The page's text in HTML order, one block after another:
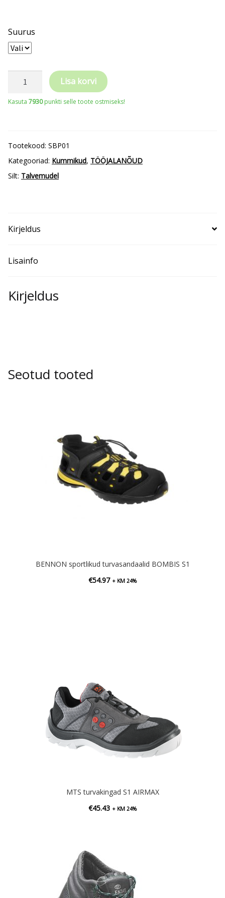
Suurus
KALURIPÜKSIDLisa korvi
Kasuta 7930punkti selle toote ostmiseks!
Tootekood: SBP01
Kategooriad: Kummikud, TÖÖJALANÕUD
Silt: Talvemudel
Kirjeldus
Lisainfo
Kirjeldus
Seotud tooted
BENNON sportlikud turvasandaalid BOMBIS S1
€54.97 + KM 24%
MTS turvakingad S1 AIRMAX
€45.43 + KM 24%